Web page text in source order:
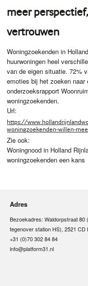
meer
vertrouwen
Woningzoekenden in
huurwoningen heel
van de eigen situatie. 72%
emoties bij het zoeken
onderzoeksrapport
woningzoekenden.
Url:
https://
woningzoekenden-willen-
Zie ook:
Woningnood in Holland
woningzoekenden een kans
Adres
Bezoekadres: Waldorpstraat 80
tegenover station HS), 2521 CD
+31 (0)70 302 84 84
info@platform31.nl